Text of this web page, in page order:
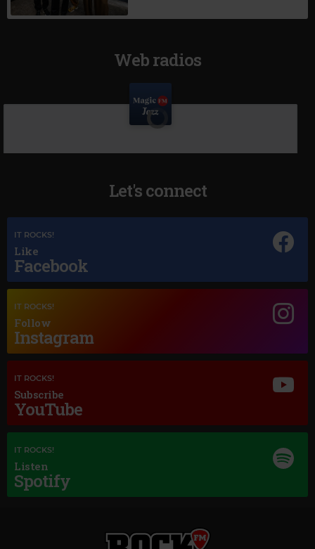
Web radios
GROVER WASHINGTON JR JUST THE TWO OF US FEAT BILL WITHERS
Let's connect
IT ROCKS!
Like
Facebook
IT ROCKS!
Follow
Instagram
IT ROCKS!
Subscribe
YouTube
IT ROCKS!
Listen
Spotify